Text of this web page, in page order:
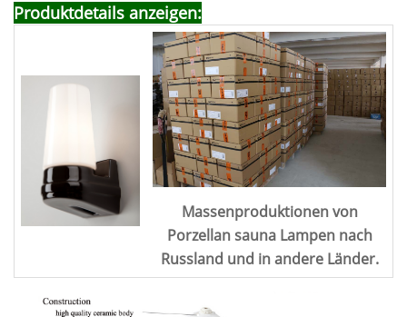
Produktdetails anzeigen:
Massenproduktionen von
PorzellansaunaLampen nach
Russland und in andere Länder.